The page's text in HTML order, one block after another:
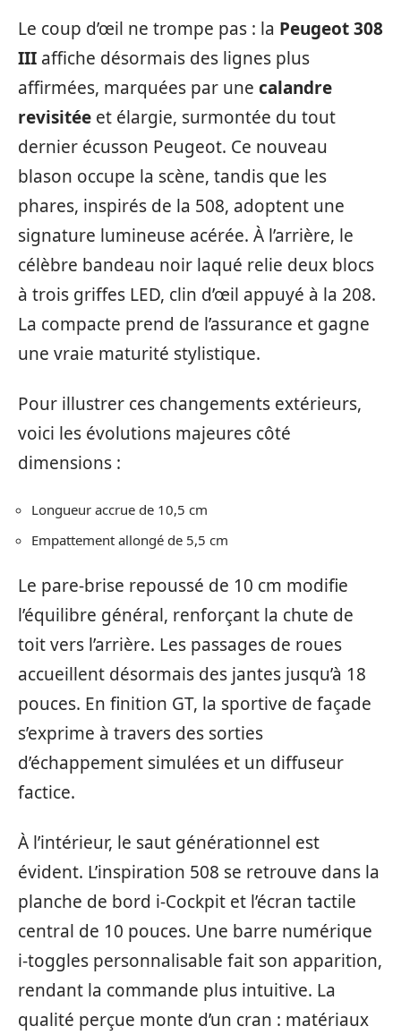
Le coup d’œil ne trompe pas : la Peugeot 308
III affiche désormais des lignes plus
affirmées, marquées par une calandre
revisitée et élargie, surmontée du tout
dernier écusson Peugeot. Ce nouveau
blason occupe la scène, tandis que les
phares, inspirés de la 508, adoptent une
signature lumineuse acérée. À l’arrière, le
célèbre bandeau noir laqué relie deux blocs
à trois griffes LED, clin d’œil appuyé à la 208.
La compacte prend de l’assurance et gagne
une vraie maturité stylistique.
Pour illustrer ces changements extérieurs,
voici les évolutions majeures côté
dimensions :
Longueur accrue de 10,5 cm
Empattement allongé de 5,5 cm
Le pare-brise repoussé de 10 cm modifie
l’équilibre général, renforçant la chute de
toit vers l’arrière. Les passages de roues
accueillent désormais des jantes jusqu’à 18
pouces. En finition GT, la sportive de façade
s’exprime à travers des sorties
d’échappement simulées et un diffuseur
factice.
À l’intérieur, le saut générationnel est
évident. L’inspiration 508 se retrouve dans la
planche de bord i-Cockpit et l’écran tactile
central de 10 pouces. Une barre numérique
i-toggles personnalisable fait son apparition,
rendant la commande plus intuitive. La
qualité perçue monte d’un cran : matériaux